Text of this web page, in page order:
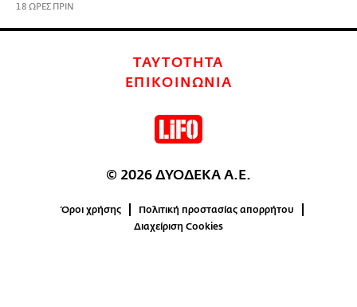
18 ΩΡΕΣ ΠΡΙΝ
ΤΑΥΤΟΤΗΤΑ
ΕΠΙΚΟΙΝΩΝΙΑ
© 2026 ΔΥΟΔΕΚΑ Α.Ε.
Όροι χρήσης
Πολιτική προστασίας απορρήτου
Διαχείριση Cookies